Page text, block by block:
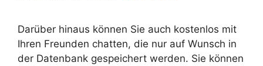
Darüber hinaus können Sie auch kostenlos mit
Ihren Freunden chatten, die nur auf Wunsch in
der Datenbank gespeichert werden. Sie können